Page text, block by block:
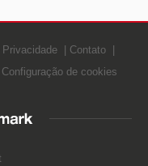
Contato
Configuração de cookies